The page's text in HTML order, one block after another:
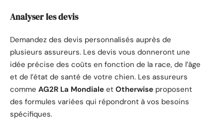
Analyser les devis
Demandez des devis personnalisés auprès de
plusieurs assureurs. Les devis vous donneront une
idée précise des coûts en fonction de la race, de l’âge
et de l’état de santé de votre chien. Les assureurs
comme AG2R La Mondiale et Otherwise proposent
des formules variées qui répondront à vos besoins
spécifiques.